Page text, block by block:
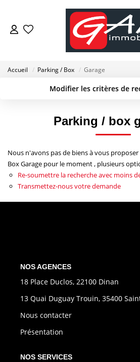
ACHETER
GESTION
NOS
Accueil Parking / Box Garage
Modifier les critères de
Type de bien
Créer une alerte
Parking / box
Nous n'avons pas de biens à vous
Box Garage pour le moment , plusieurs
Re-soumettre la recherche avec moins
Transmettez-nous votre demande
NOS AGENCES
18 Place Duclos, 22100 Dinan
13 Quai Duguay Trouin, 35400
Nous contacter
Présentation
NOS SERVICES